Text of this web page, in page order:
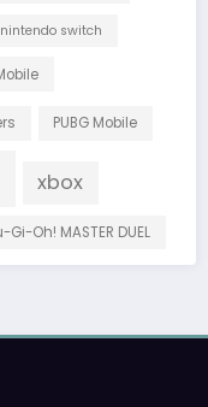
nintendo switch
PUBG Mobile
xbox
Gi-Oh! MASTER DUEL